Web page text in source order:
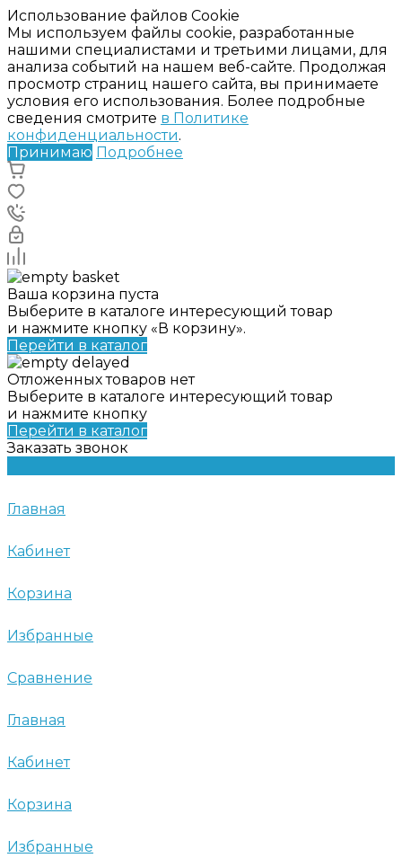
Использование файлов Cookie
Мы используем файлы cookie, разработанные
нашими специалистами и третьими лицами, для
анализа событий на нашем веб-сайте. Продолжая
просмотр страниц нашего сайта, вы принимаете
условия его использования. Более подробные
сведения смотрите в Политике
конфиденциальности.
Принимаю Подробнее
Ваша корзина пуста
Выберите в каталоге интересующий товар
и нажмите кнопку «В корзину».
Перейти в каталог
Отложенных товаров нет
Выберите в каталоге интересующий товар
и нажмите кнопку
Перейти в каталог
Заказать звонок
Главная
Кабинет
Корзина
Избранные
Сравнение
Главная
Кабинет
Корзина
Избранные